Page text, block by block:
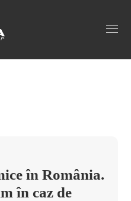
în România.
în caz de